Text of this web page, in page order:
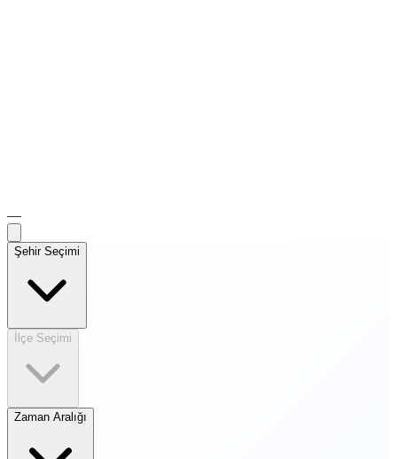
—
Şehir Seçimi
İlçe Seçimi
Zaman Aralığı